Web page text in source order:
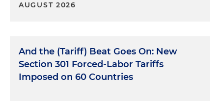
AUGUST 2026
And the (Tariff) Beat Goes On: New
Section 301 Forced-Labor Tariffs
Imposed on 60 Countries